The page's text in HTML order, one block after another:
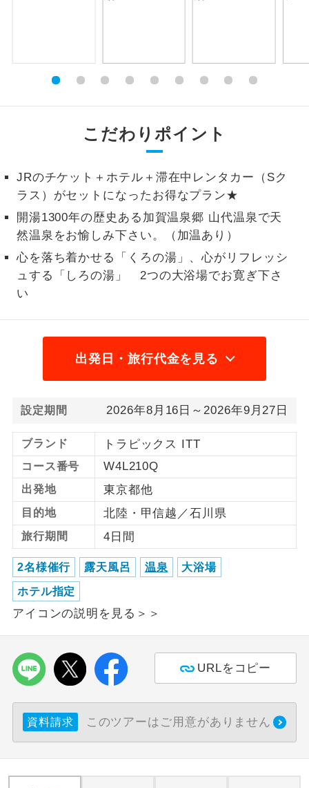
こだわりポイント
JRのチケット＋ホテル＋滞在中レンタカー（Sク
ラス）がセットになったお得なプラン★
開湯1300年の歴史ある加賀温泉郷 山代温泉で天
然温泉をお愉しみ下さい。（加温あり）
心を落ち着かせる「くろの湯」、心がリフレッシ
ュする「しろの湯」 2つの大浴場でお寛ぎ下さ
い
出発日・旅行代金を見る
設定期間 2026年8月16日～2026年9月27日
ブランド トラピックス ITT
コース番号 W4L210Q
出発地 東京都他
目的地 北陸・甲信越／石川県
旅行期間 4日間
2名様催行 露天風呂 温泉 大浴場
ホテル指定
アイコンの説明を見る＞＞
URLをコピー
資料請求 このツアーはご用意がありません
大浴場 ご宿泊ホテルに大浴場が付いています。
全食事付き
く）
お部屋にてゆっくりとお召し上がりいた
だけます。
トラベルイヤ
ホン
周りの音を気にせず、ガイドさんの説明
をじっくり聞くことができます。
1名様催行
1名様から出発可能な個人型プランで
す。
おひとり様参
おひとり様限定でご参加いただけるコー
スです。
ご夫婦限定
ご夫婦限定でご参加いただけるコースで
す。
女性限定
女性限定でご参加いただけるコースで
す。
年齢制限あり
ご参加にあたり年齢に制限があるコース
です。
航空会社指定
利用航空会社が指定なので、ご出発の計
画にとても便利です。
ホテル指定
ご紹介するホテルを指定したコースで
おひとり様バ
ス2席利用
おひとり様でバス席を2席利⽤できま
す。